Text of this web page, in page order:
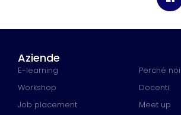
Aziende
E-learning
Workshop
Job placement
Perché noi
Docenti
Meet up